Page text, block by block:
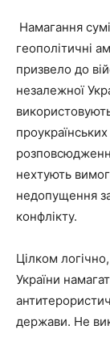
Намагання
геополітичні
призвело до
незалежної
нехтують
недопущення
конфлікту.
Цілком
України
держави. Не